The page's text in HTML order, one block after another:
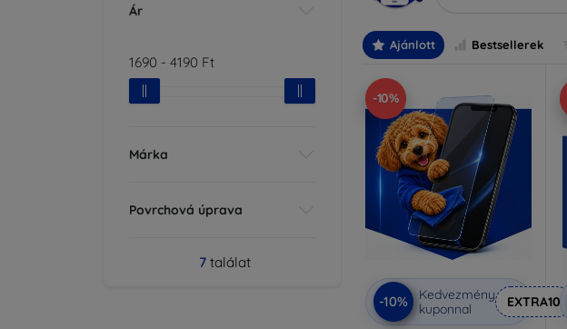
Ár
1690 - 4190 Ft
Márka
Povrchová úprava
7találat
Ajánlott Bestsellerek
-10%
-10%
Kedvezmény
kuponnal
EXTRA10